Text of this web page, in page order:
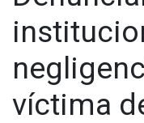
víctima